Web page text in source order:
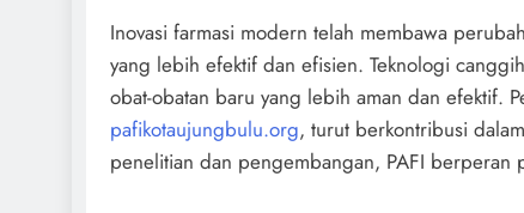
Inovasi farmasi modern telah membawa
yang lebih efektif dan efisien. Teknologi
obat-obatan baru yang lebih aman dan efektif.
pafikotaujungbulu.org, turut berkontribusi
penelitian dan pengembangan, PAFI